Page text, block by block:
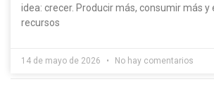
idea: crecer. Producir más, consumir más y
recursos
14 de mayo de 2026 No hay comentarios